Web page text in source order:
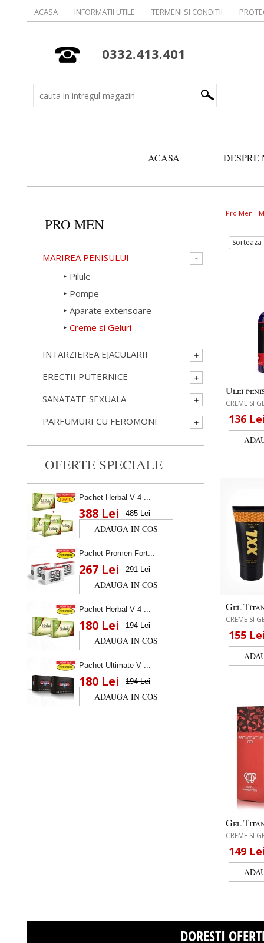
ACASA INFORMATII UTILE TERMENI SI CONDITII
0332.413.401
ACASA DESPRE
Pro Men -
Ulei
CREME SI
136
Gel
CREME SI
155
Gel
CREME SI
149
PRO MEN
MARIREA PENISULUI
Pilule
Pompe
Aparate extensoare
Creme si Geluri
INTARZIEREA EJACULARII
ERECTII PUTERNICE
SANATATE SEXUALA
PARFUMURI CU FEROMONI
OFERTE SPECIALE
Pachet Herbal V 4 ...
388 Lei 485 Lei
Pachet Promen Fort...
267 Lei 291 Lei
Pachet Herbal V 4 ...
180 Lei 194 Lei
Pachet Ultimate V ...
180 Lei 194 Lei
DORESTI